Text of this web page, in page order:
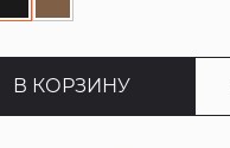
В КОРЗИНУ